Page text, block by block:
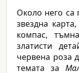
Около него са
звездна
компас,
златисти
червена роза
темата за